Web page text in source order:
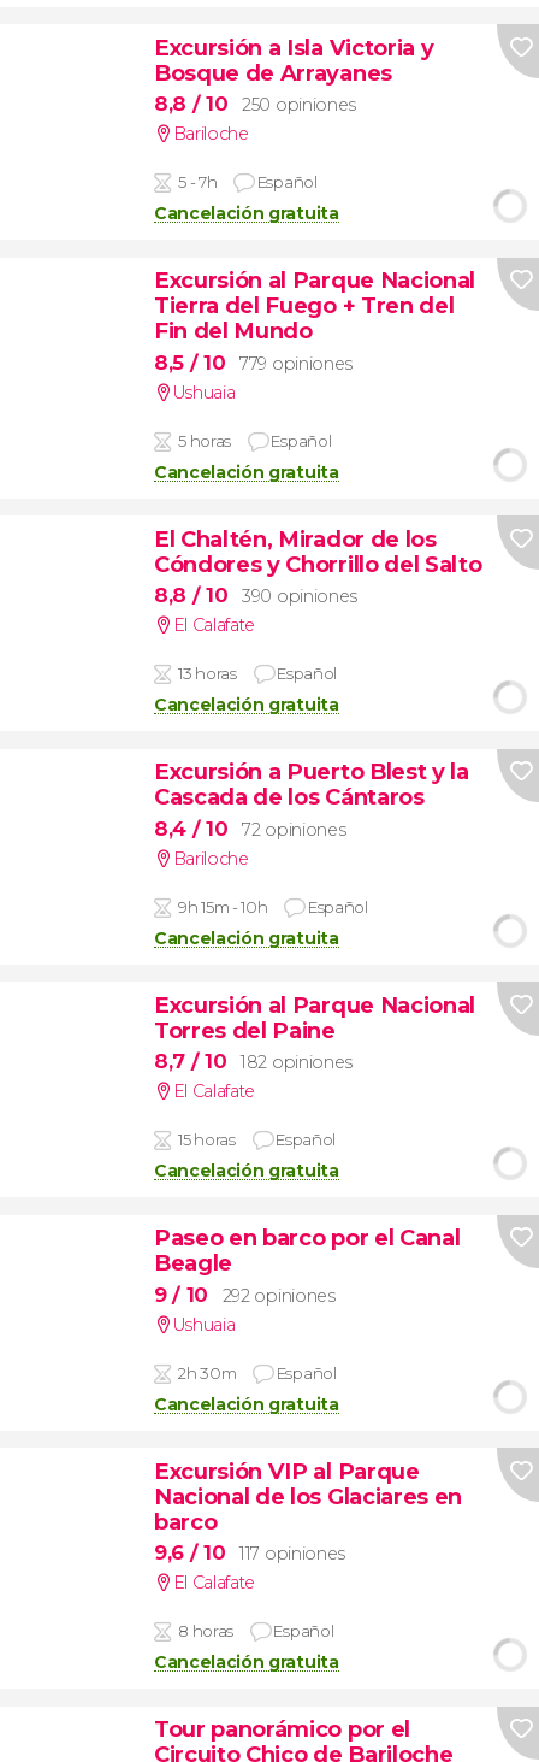
Excursión a Isla Victoria y
Bosque de Arrayanes
8,8 / 10
250 opiniones
Bariloche
5 - 7h Español
Cancelación gratuita
Excursión al Parque Nacional
Tierra del Fuego + Tren del
Fin del Mundo
8,5 / 10
779 opiniones
Ushuaia
5 horas Español
Cancelación gratuita
El Chaltén, Mirador de los
Cóndores y Chorrillo del Salto
8,8 / 10
390 opiniones
El Calafate
13 horas Español
Cancelación gratuita
Excursión a Puerto Blest y la
Cascada de los Cántaros
8,4 / 10
72 opiniones
Bariloche
9h 15m - 10h Español
Cancelación gratuita
Excursión al Parque Nacional
Torres del Paine
8,7 / 10
182 opiniones
El Calafate
15 horas Español
Cancelación gratuita
Paseo en barco por el Canal
Beagle
9/ 10
292 opiniones
Ushuaia
2h 30m Español
Cancelación gratuita
Excursión VIP al Parque
Nacional de los Glaciares en
barco
9,6 / 10
117 opiniones
El Calafate
8 horas Español
Cancelación gratuita
Tour panorámico por el
Circuito Chico de Bariloche